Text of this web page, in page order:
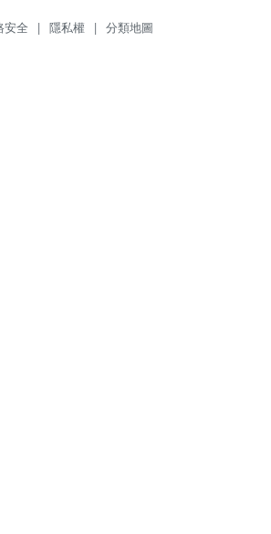
安全 | 隱私權 | 分類地圖